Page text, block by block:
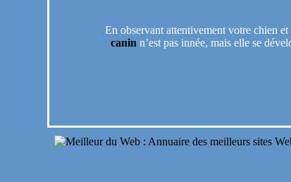
En observant attentivement votre chien
canin n’est pas innée, mais elle se